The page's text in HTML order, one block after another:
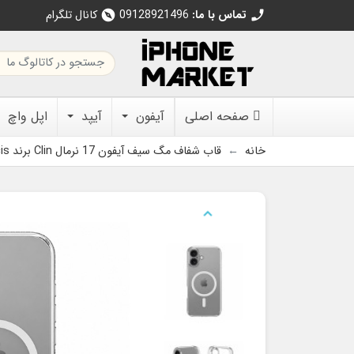
call تماس با ما: 09128921496
explore کانال تلگرام
صفحه اصلی آیفون آیپد اپل واچ
خانه قاب شفاف مگ سیف آیفون 17 نرمال Clin برند Dux Ducis
